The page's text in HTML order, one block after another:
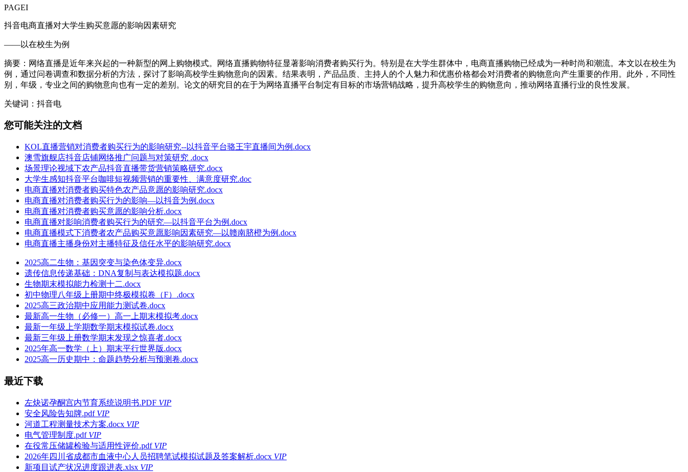
PAGEI
抖音电商直播对大学生购买意愿的影响因素研究
——以在校生为例
摘要：网络直播是近年来兴起的一种新型的网上购物模式。网络直播购物特征显著影响消费者购买行为。特别是在大学生群体中，电商直播购物已经成为一种时尚和潮流。本文以在校生为
例，通过问卷调查和数据分析的方法，探讨了影响高校学生购物意向的因素。结果表明，产品品质、主持人的个人魅力和优惠价格都会对消费者的购物意向产生重要的作用。此外，不同性
别，年级，专业之间的购物意向也有一定的差别。论文的研究目的在于为网络直播平台制定有目标的市场营销战略，提升高校学生的购物意向，推动网络直播行业的良性发展。
关键词：抖音电
您可能关注的文档
KOL直播营销对消费者购买行为的影响研究--以抖音平台骆王宇直播间为例.docx
澳雪旗舰店抖音店铺网络推广问题与对策研究 .docx
场景理论视域下农产品抖音直播带货营销策略研究.docx
大学生感知抖音平台咖啡短视频营销的重要性、满意度研究.doc
电商直播对消费者购买特色农产品意愿的影响研究.docx
电商直播对消费者购买行为的影响—以抖音为例.docx
电商直播对消费者购买意愿的影响分析.docx
电商直播对影响消费者购买行为的研究—以抖音平台为例.docx
电商直播模式下消费者农产品购买意愿影响因素研究—以赣南脐橙为例.docx
电商直播主播身份对主播特征及信任水平的影响研究.docx
2025高二生物：基因突变与染色体变异.docx
遗传信息传递基础：DNA复制与表达模拟题.docx
生物期末模拟能力检测十二.docx
初中物理八年级上册期中终极模拟卷（F）.docx
2025高三政治期中应用能力测试卷.docx
最新高一生物（必修一）高一上期末模拟考.docx
最新一年级上学期数学期末模拟试卷.docx
最新三年级上册数学期末发现之惊喜者.docx
2025年高一数学（上）期末平行世界版.docx
2025高一历史期中：命题趋势分析与预测卷.docx
最近下载
左炔诺孕酮宫内节育系统说明书.PDF VIP
安全风险告知牌.pdf VIP
河道工程测量技术方案.docx VIP
电气管理制度.pdf VIP
在役常压储罐检验与适用性评价.pdf VIP
2026年四川省成都市血液中心人员招聘笔试模拟试题及答案解析.docx VIP
新项目试产状况进度跟进表.xlsx VIP